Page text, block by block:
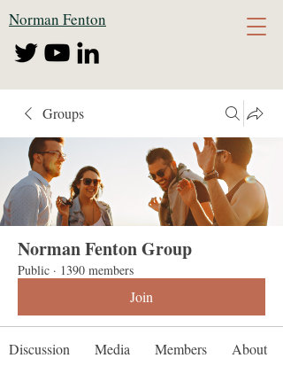
Norman Fenton
Groups
Norman Fenton Group
Public · 1390 members
Join
Discussion Media Members About